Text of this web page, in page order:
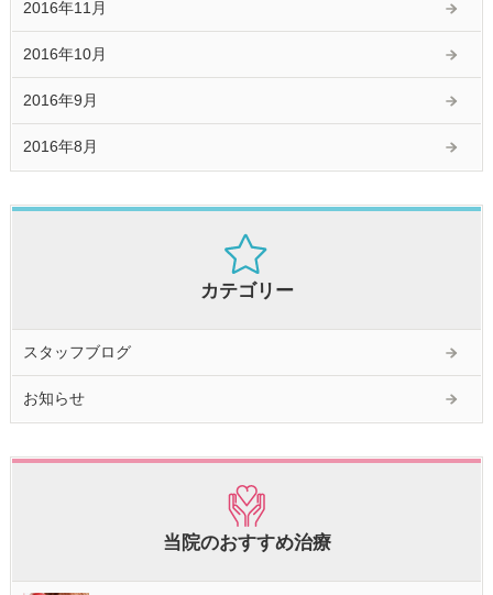
2016年11月
2016年10月
2016年9月
2016年8月
カテゴリー
スタッフブログ
お知らせ
当院のおすすめ治療